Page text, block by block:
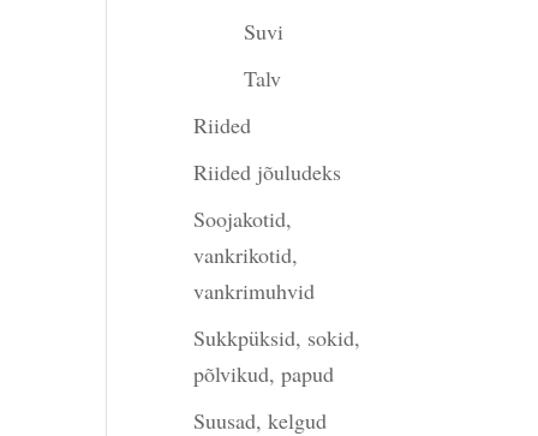
Suvi
Talv
Riided
Riided jõuludeks
Soojakotid,
vankrikotid,
vankrimuhvid
Sukkpüksid, sokid,
põlvikud, papud
Suusad, kelgud